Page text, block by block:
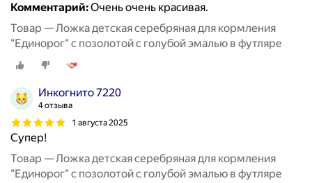
Комментарий:Очень очень красивая.
Товар — Ложка детская серебряная для кормления
"Единорог" с позолотой с голубой эмалью в футляре
Инкогнито 7220
4 отзыва
1 августа 2025
Супер!
Товар — Ложка детская серебряная для кормления
"Единорог" с позолотой с голубой эмалью в футляре